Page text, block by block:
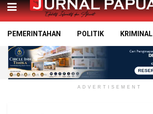
PEMERINTAHAN POLITIK KRIMINAL
ADVERTISEMENT